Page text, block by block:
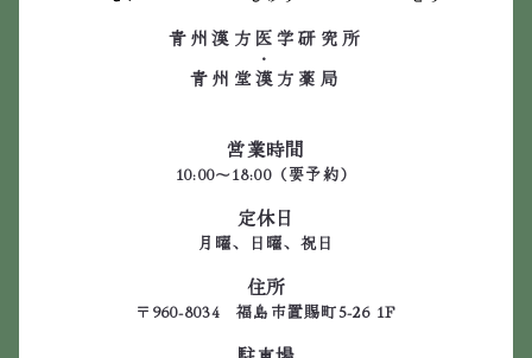
青州漢方医学研究所
・
青州堂漢方薬局
営業時間
10:00～18:00（要予約）
定休日
月曜、日曜、祝日
住所
〒960-8034 福島市置賜町5-26 1F